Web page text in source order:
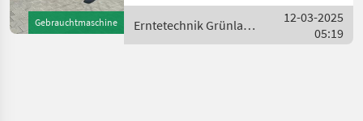
Gebrauchtmaschine
Baujahr 2021, gepresste
Ballen 3020 Pick
Erntetechnik Grünland
/ Claas
12-03-2025
05:19